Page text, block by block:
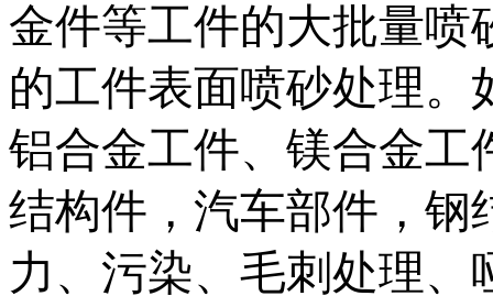
金件等工件的大批量喷
的工件表面喷砂处理。
铝合金工件、镁合金工
结构件，汽车部件，钢
力、污染、毛刺处理